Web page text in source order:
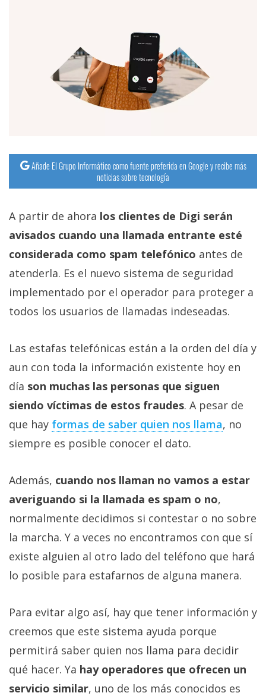
Añade El Grupo Informático como fuente preferida en Google y recibe más
noticias sobre tecnología
A partir de ahora los clientes de Digi serán
avisados cuando una llamada entrante esté
considerada como spam telefónico antes de
atenderla. Es el nuevo sistema de seguridad
implementado por el operador para proteger a
todos los usuarios de llamadas indeseadas.
Las estafas telefónicas están a la orden del día y
aun con toda la información existente hoy en
día son muchas las personas que siguen
siendo víctimas de estos fraudes. A pesar de
que hay formas de saber quien nos llama, no
siempre es posible conocer el dato.
Además, cuando nos llaman no vamos a estar
averiguando si la llamada es spam o no,
normalmente decidimos si contestar o no sobre
la marcha. Y a veces no encontramos con que sí
existe alguien al otro lado del teléfono que hará
lo posible para estafarnos de alguna manera.
Para evitar algo así, hay que tener información y
creemos que este sistema ayuda porque
permitirá saber quien nos llama para decidir
qué hacer. Ya hay operadores que ofrecen un
servicio similar, uno de los más conocidos es